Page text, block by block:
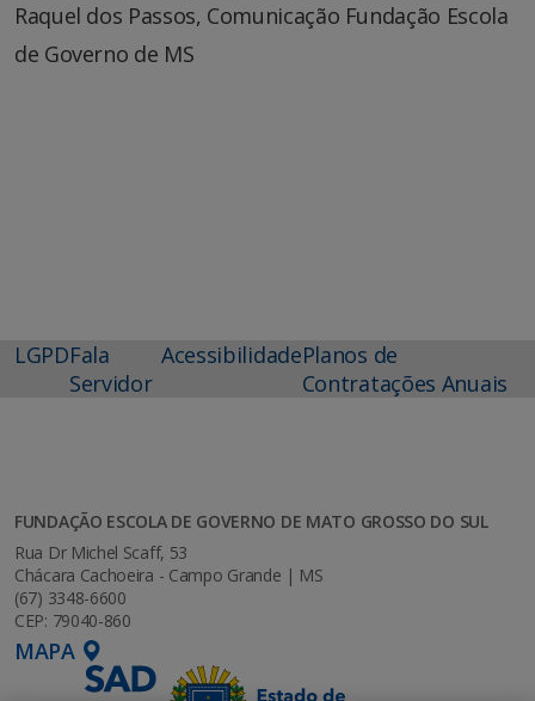
Raquel dos Passos, Comunicação Fundação Escola
de Governo de MS
LGPDFala
Servidor
AcessibilidadePlanos de
Contratações Anuais
FUNDAÇÃO ESCOLA DE GOVERNO DE MATO GROSSO DO SUL
Rua Dr Michel Scaff, 53
Chácara Cachoeira - Campo Grande | MS
(67) 3348-6600
CEP: 79040-860
MAPA